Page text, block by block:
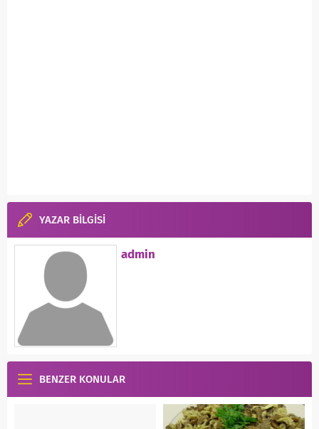
YAZAR BİLGİSİ
admin
BENZER KONULAR